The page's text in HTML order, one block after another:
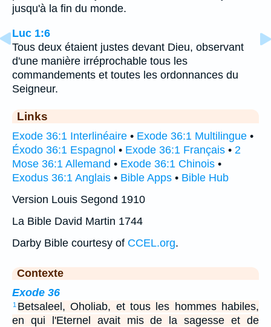
jusqu'à la fin du monde.
Luc 1:6
Tous deux étaient justes devant Dieu, observant
d'une manière irréprochable tous les
commandements et toutes les ordonnances du
Seigneur.
Links
Exode 36:1 Interlinéaire • Exode 36:1 Multilingue •
Éxodo 36:1 Espagnol • Exode 36:1 Français • 2
Mose 36:1 Allemand • Exode 36:1 Chinois •
Exodus 36:1 Anglais • Bible Apps • Bible Hub
Version Louis Segond 1910
La Bible David Martin 1744
Darby Bible courtesy of CCEL.org.
Contexte
Exode 36
1 Betsaleel, Oholiab, et tous les hommes habiles,
en qui l'Eternel avait mis de la sagesse et de